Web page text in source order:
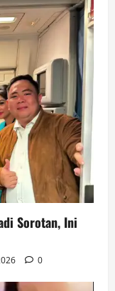
Sorotan, Ini
0